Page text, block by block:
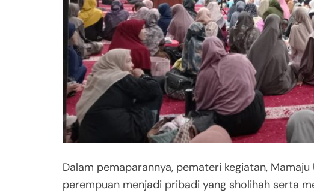
Dalam pemaparannya, pemateri kegiatan, Mamaju
perempuan menjadi pribadi yang sholihah serta